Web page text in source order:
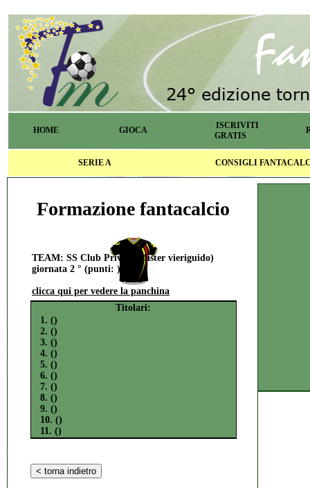
HOME GIOCA
ISCRIVITI
GRATIS
SERIE A CONSIGLI
Formazione fantacalcio
TEAM: SS Club PrivÃ¨ (Mister vieriguido)
giornata 2 ° (punti: )
clicca qui per vedere la panchina
Titolari:
1. ()
2. ()
3. ()
4. ()
5. ()
6. ()
7. ()
8. ()
9. ()
10. ()
11. ()